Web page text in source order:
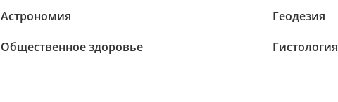
Астрономия
Общественное здоровье
Геодезия
Гистология